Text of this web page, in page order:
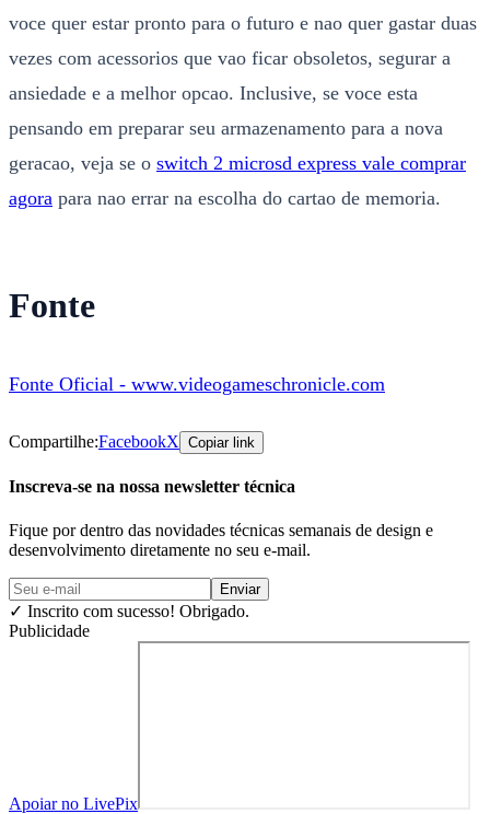
voce quer estar pronto para o futuro e nao quer gastar duas
vezes com acessorios que vao ficar obsoletos, segurar a
ansiedade e a melhor opcao. Inclusive, se voce esta
pensando em preparar seu armazenamento para a nova
geracao, veja se o switch 2 microsd express vale comprar
agora para nao errar na escolha do cartao de memoria.
Fonte
Fonte Oficial - www.videogameschronicle.com
Compartilhe:FacebookX Copiar link
Inscreva-se na nossa newsletter técnica
Fique por dentro das novidades técnicas semanais de design e
desenvolvimento diretamente no seu e-mail.
Enviar
✓ Inscrito com sucesso! Obrigado.
Publicidade
Apoiar no LivePix